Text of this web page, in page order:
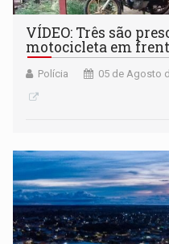
VÍDEO: Três são
motocicleta em
Polícia 05 de Agosto